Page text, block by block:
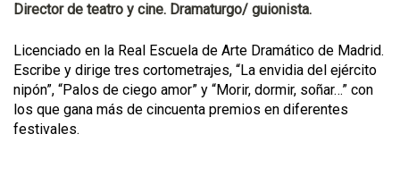
Director de teatro y cine. Dramaturgo/ guionista.
Licenciado en la Real Escuela de Arte Dramático de Madrid.
Escribe y dirige tres cortometrajes, “La envidia del ejército
nipón”, “Palos de ciego amor” y “Morir, dormir, soñar…” con
los que gana más de cincuenta premios en diferentes
festivales.